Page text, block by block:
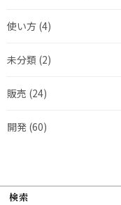
使い方 (4)
未分類 (2)
販売 (24)
開発 (60)
検索